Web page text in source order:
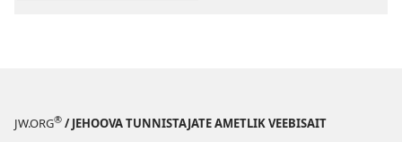
JW.ORG® / JEHOOVA TUNNISTAJATE AMETLIK VEEBISAIT